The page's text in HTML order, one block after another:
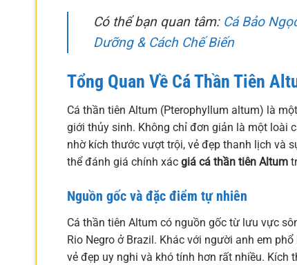
Có thể bạn quan tâm: Cá Bảo
Dưỡng & Cách Chế Biến
Tổng Quan Về Cá Thần Tiên
Cá thần tiên Altum (Pterophyllum altum) là
giới thủy sinh. Không chỉ đơn giản là một loài
nhờ kích thước vượt trội, vẻ đẹp thanh lịch và
thể đánh giá chính xác giá cá thần tiên Altum
Nguồn gốc và đặc điểm tự nhiên
Cá thần tiên Altum có nguồn gốc từ lưu vực
Rio Negro ở Brazil. Khác với người anh em
vẻ đẹp uy nghi và khó tính hơn rất nhiều.